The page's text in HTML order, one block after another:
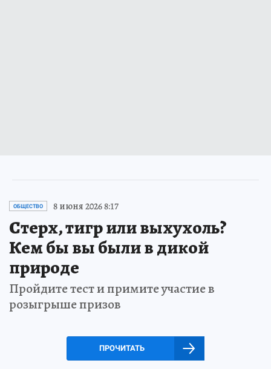
ОБЩЕСТВО 8 июня 2026 8:17
Стерх, тигр или выхухоль?
Кем бы вы были в дикой
природе
Пройдите тест и примите участие в
розыгрыше призов
ПРОЧИТАТЬ